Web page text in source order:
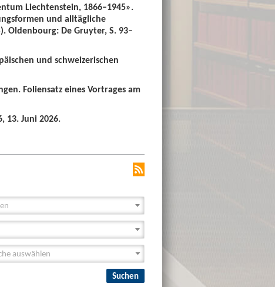
Liechtenstein, 1866–1945».
und alltägliche
Oldenbourg: De Gruyter, S. 93–
und schweizerischen
Foliensatz eines Vortrages am
13. Juni 2026.